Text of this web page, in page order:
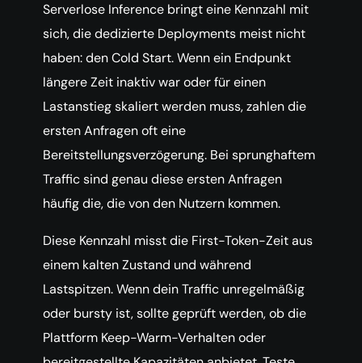
Serverlose Inference bringt eine Kennzahl mit
sich, die dedizierte Deployments meist nicht
haben: den Cold Start. Wenn ein Endpunkt
längere Zeit inaktiv war oder für einen
Lastanstieg skaliert werden muss, zahlen die
ersten Anfragen oft eine
Bereitstellungsverzögerung. Bei sprunghaftem
Traffic sind genau diese ersten Anfragen
häufig die, die von den Nutzern kommen.
Diese Kennzahl misst die First-Token-Zeit aus
einem kalten Zustand und während
Lastspitzen. Wenn dein Traffic unregelmäßig
oder bursty ist, sollte geprüft werden, ob die
Plattform Keep-Warm-Verhalten oder